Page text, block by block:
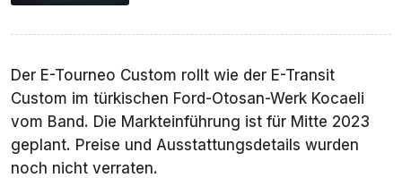
Der E-Tourneo Custom rollt wie der E-Transit
Custom im türkischen Ford-Otosan-Werk Kocaeli
vom Band. Die Markteinführung ist für Mitte 2023
geplant. Preise und Ausstattungsdetails wurden
noch nicht verraten.